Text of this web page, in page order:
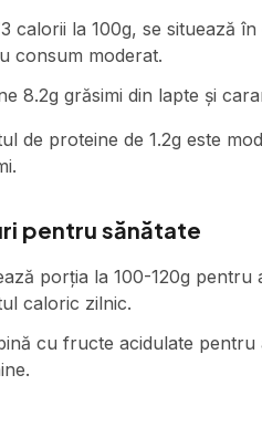
calorii la 100g, se situează
consum moderat.
8.2g grăsimi din lapte și
de proteine de 1.2g este
pentru sănătate
porția la 100-120g
caloric zilnic.
cu fructe acidulate pentru